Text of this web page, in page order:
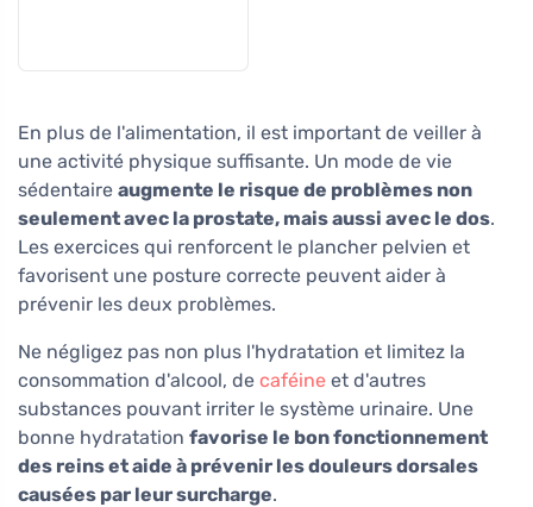
En plus de l'alimentation, il est important de veiller à
une activité physique suffisante. Un mode de vie
sédentaire augmente le risque de problèmes non
seulement avec la prostate, mais aussi avec le dos.
Les exercices qui renforcent le plancher pelvien et
favorisent une posture correcte peuvent aider à
prévenir les deux problèmes.
Ne négligez pas non plus l'hydratation et limitez la
consommation d'alcool, de caféine et d'autres
substances pouvant irriter le système urinaire. Une
bonne hydratation favorise le bon fonctionnement
des reins et aide à prévenir les douleurs dorsales
causées par leur surcharge.